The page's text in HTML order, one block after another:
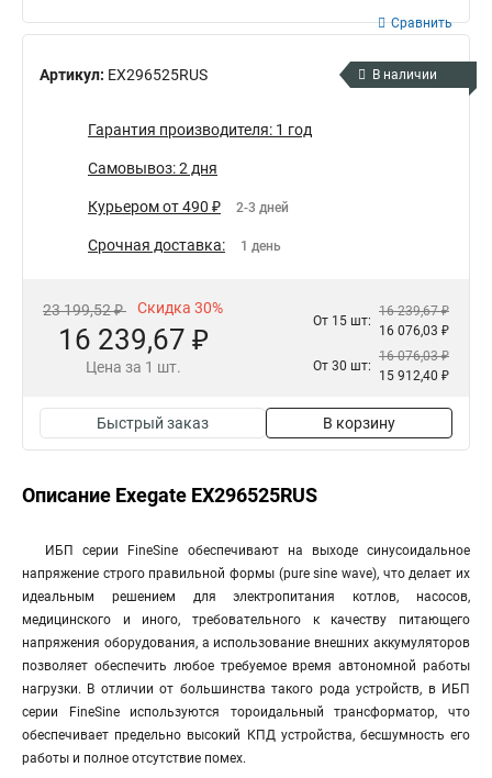
Артикул: EX296525RUS
Сравнить
В наличии
Гарантия производителя: 1 год
Самовывоз: 2 дня
Курьером от 490 ₽ 2-3 дней
Срочная доставка: 1 день
23 199,52 ₽ Скидка 30%
16 239,67 ₽
Цена за 1 шт.
От 15 шт:
16 239,67 ₽
16 076,03 ₽
От 30 шт:
16 076,03 ₽
15 912,40 ₽
Быстрый заказ В корзину
Описание Exegate EX296525RUS
ИБП серии FineSine обеспечивают на выходе синусоидальное
напряжение строго правильной формы (pure sine wave), что делает их
идеальным решением для электропитания котлов, насосов,
медицинского и иного, требовательного к качеству питающего
напряжения оборудования, а использование внешних аккумуляторов
позволяет обеспечить любое требуемое время автономной работы
нагрузки. В отличии от большинства такого рода устройств, в ИБП
серии FineSine используются тороидальный трансформатор, что
обеспечивает предельно высокий КПД устройства, бесшумность его
работы и полное отсутствие помех.